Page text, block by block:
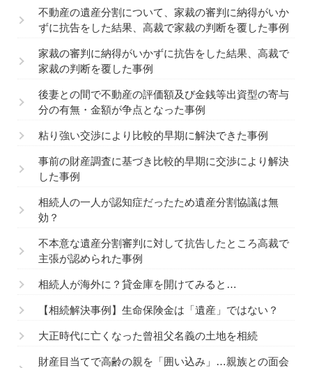
不動産の遺産分割について、家裁の審判に納得がいか
ずに抗告をした結果、高裁で家裁の判断を覆した事例
家裁の審判に納得がいかずに抗告をした結果、高裁で
家裁の判断を覆した事例
後妻との間で不動産の評価額及び金銭等出資型の寄与
分の有無・金額が争点となった事例
粘り強い交渉により比較的早期に解決できた事例
事前の財産調査に基づき比較的早期に交渉により解決
した事例
相続人の一人が認知症だったため遺産分割協議は無
効？
不本意な遺産分割審判に対して抗告したところ高裁で
主張が認められた事例
相続人が海外に？貸金庫を開けてみると…
【相続解決事例】生命保険金は「遺産」ではない？
大正時代に亡くなった曾祖父名義の土地を相続
財産目当てで高齢の親を「囲い込み」…親族との面会